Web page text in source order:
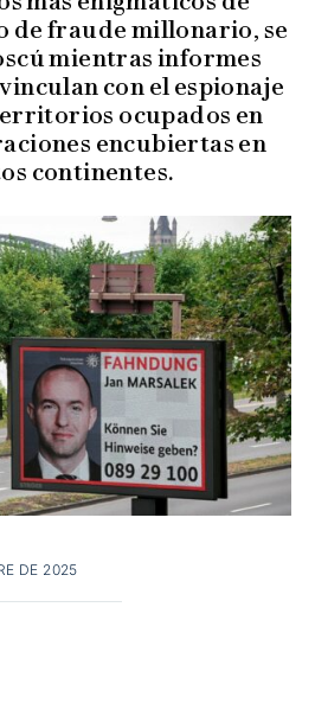
de fraude millonario, se
mientras informes
con el espionaje
ocupados en
encubiertas en
continentes.
DE 2025